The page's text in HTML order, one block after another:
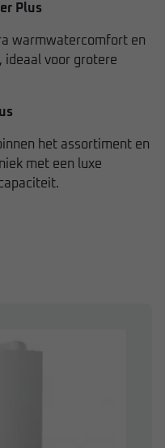
Plus
warmwatercomfort en
ideaal voor grotere
het assortiment en
met een luxe